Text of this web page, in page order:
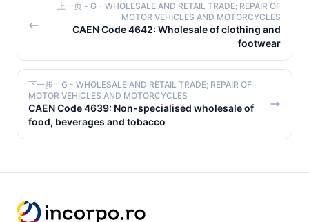
上一页 - G - WHOLESALE AND RETAIL TRADE; REPAIR OF
MOTOR VEHICLES AND MOTORCYCLES
CAEN Code 4642: Wholesale of clothing and
footwear
下一步 - G - WHOLESALE AND RETAIL TRADE; REPAIR OF
MOTOR VEHICLES AND MOTORCYCLES
CAEN Code 4639: Non-specialised wholesale of
food, beverages and tobacco